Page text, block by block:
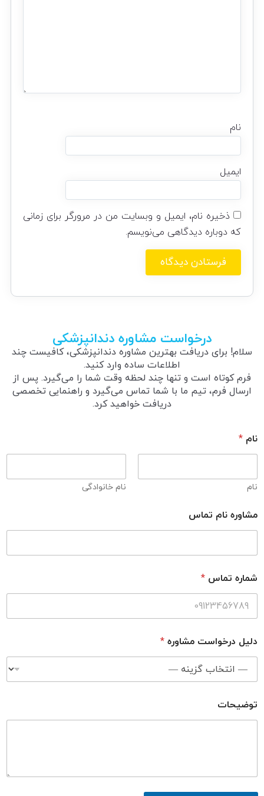
نام
ایمیل
ذخیره نام، ایمیل و وبسایت من در مرورگر برای زمانی
که دوباره دیدگاهی می‌نویسم.
درخواست مشاوره دندانپزشکی
سلام! برای دریافت بهترین مشاوره دندانپزشکی، کافیست چند
اطلاعات ساده وارد کنید.
فرم کوتاه است و تنها چند لحظه وقت شما را می‌گیرد. پس از
ارسال فرم، تیم ما با شما تماس می‌گیرد و راهنمایی تخصصی
دریافت خواهید کرد.
نام *
نام نام خانوادگی
مشاوره نام تماس
شماره تماس *
دلیل درخواست مشاوره *
توضیحات